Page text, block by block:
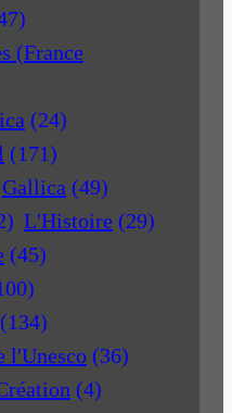
(France
(24)
(171)
Gallica (49)
L'Histoire (29)
(45)
(134)
l'Unesco (36)
(4)